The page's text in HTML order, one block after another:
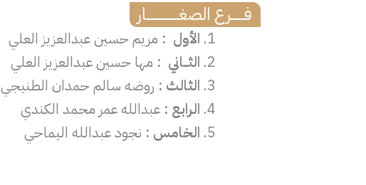
فــــــرع الصغـــــــــــــــار
الأول : مريم حسين عبدالعزيز العلي
الثــاني : مها حسين عبدالعزيز العلي
الثالث : روضه سالم حمدان الطنيجي
الرابع : عبدالله عمر محمد الكندي
الخامس : نجود عبدالله اليماحي